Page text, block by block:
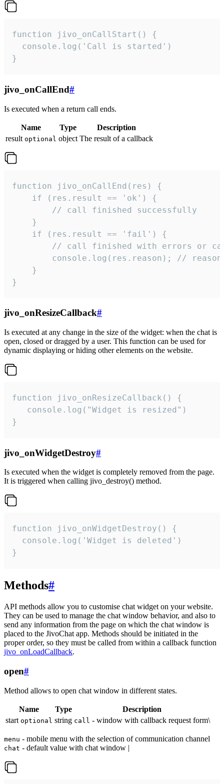
function jivo_onCallStart() {
  console.log('Call is started')
}
jivo_onCallEnd#
Is executed when a return call ends.
Name Type
Description
result optional object The result of a callback
function jivo_onCallEnd(res) {
    if (res.result == 'ok') {
        // call finished successfully
    }
    if (res.result == 'fail') {
// call finished with errors or
console.log(res.reason); //
    }
}
jivo_onResizeCallback#
Is executed at any change in the size of the widget: when the chat is
open, closed or dragged by a user. This function can be used for
dynamic displaying or hiding other elements on the website.
function jivo_onResizeCallback() {
   console.log("Widget is resized")
}
jivo_onWidgetDestroy#
Is executed when the widget is completely removed from the page.
It is triggered when calling jivo_destroy() method.
function jivo_onWidgetDestroy() {
  console.log('Widget is deleted')
}
Methods#
API methods allow you to customise chat widget on your website.
They can be used to manage the chat window behavior, and also to
send any information from the page on which the chat window is
placed to the JivoChat app. Methods should be initiated in the
proper order, so they must be called from within a callback function
jivo_onLoadCallback.
open#
Method allows to open chat window in different states.
Name Type
Description
start optional string call - window with callback request form\
menu - mobile menu with the selection of communication channel
chat - default value with chat window |